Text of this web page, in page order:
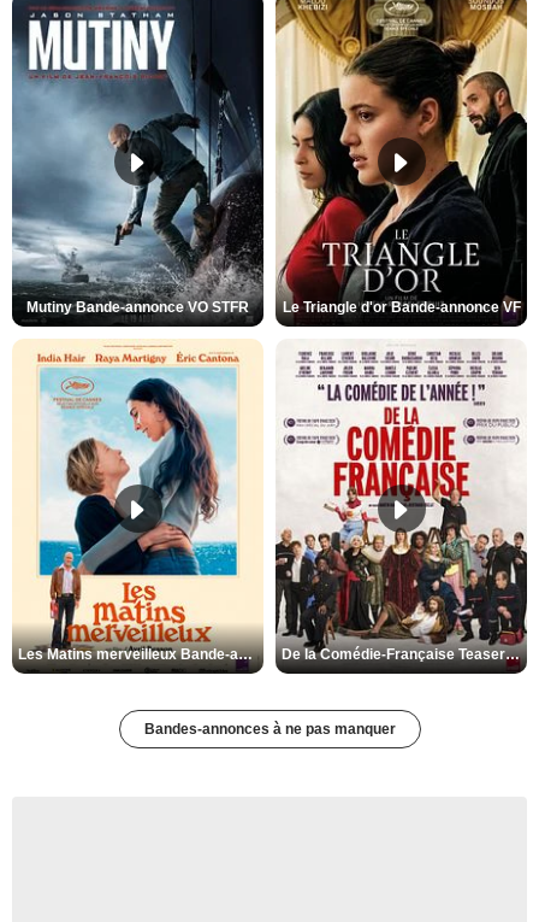
Mutiny Bande-annonce VO STFR Le Triangle d'or Bande-annonce VF
Les Matins merveilleux Bande-annonce VF De la Comédie-Française Teaser VF
Bandes-annonces à ne pas manquer